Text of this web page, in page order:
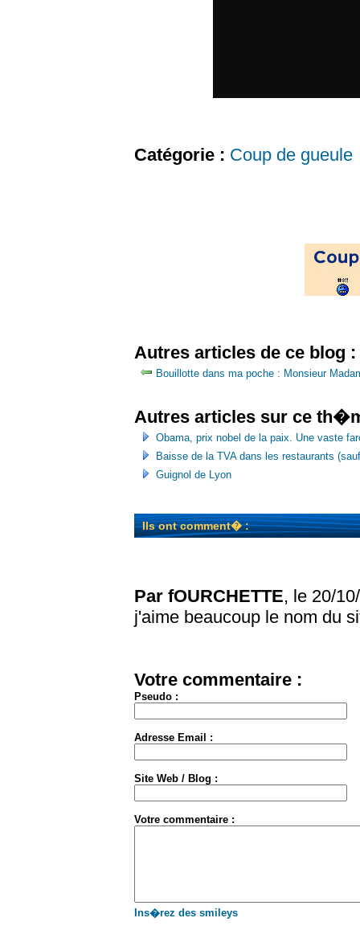
Catégorie : Coup de gueule
Autres articles de ce blog :
Bouillotte dans ma poche : Monsieur
Autres articles sur ce
Obama, prix nobel de la paix. Une vaste
Baisse de la TVA dans les restaurants
Guignol de Lyon
Ils ont comment� :
Par fOURCHETTE, le 20/
j'aime beaucoup le nom du
Votre commentaire :
Pseudo :
Adresse Email :
Site Web / Blog :
Votre commentaire :
Ins�rez des smileys